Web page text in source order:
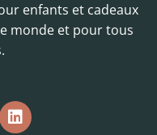
enfants et cadeaux
monde et pour tous